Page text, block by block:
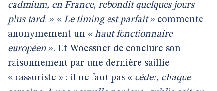
cadmium, en France, rebondit quelques jours
plus tard. » « Le timing est parfait» commente
anonymement un « haut fonctionnaire
européen ». Et Woessner de conclure son
raisonnement par une dernière saillie
« rassuriste » : il ne faut pas « céder, chaque